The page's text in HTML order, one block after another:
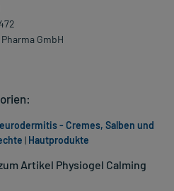
GmbH
Artikel Physiogel Calming
- Cremes, Salben und
| Hautprodukte